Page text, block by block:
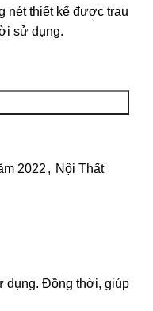
nét thiết kế được trau
sử dụng.
2022 , Nội Thất
dụng. Đồng thời, giúp